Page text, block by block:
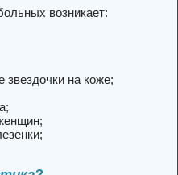
возникает:
на коже;